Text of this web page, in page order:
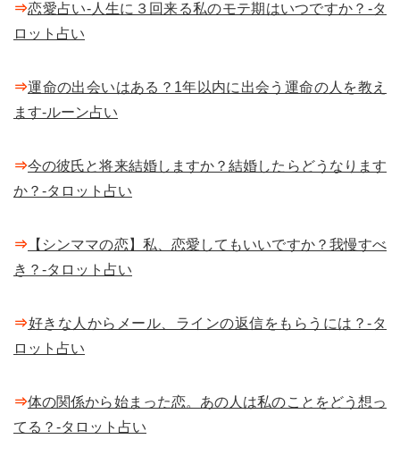
⇒恋愛占い-人生に３回来る私のモテ期はいつですか？-タ
ロット占い
⇒運命の出会いはある？1年以内に出会う運命の人を教え
ます-ルーン占い
⇒今の彼氏と将来結婚しますか？結婚したらどうなります
か？-タロット占い
⇒ 【シンママの恋】私、恋愛してもいいですか？我慢すべ
き？-タロット占い
⇒好きな人からメール、ラインの返信をもらうには？-タ
ロット占い
⇒体の関係から始まった恋。あの人は私のことをどう想っ
てる？-タロット占い